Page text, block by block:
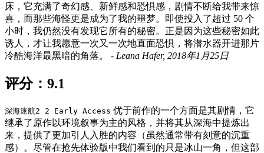
床，它充满了奇幻感、新鲜感和恐惧感，剧情不断给我带来惊
喜，而那些海怪更是成为了我的噩梦。即使投入了超过 50 个
小时，我仍然没有发现它所有的秘密。正是因为这些秘密如此
诱人，才让我愿意一次又一次地直面恐惧，将潜水器开进那片
冷酷海洋最黑暗的角落。 - Leana Hafer, 2018年1月25日
评分：9.1
深海迷航2 2 Early Access 优于前作的一个方面是其剧情，它
继承了原作以环境叙事为主的风格，并将其从深海中提炼出
来，提供了更加引人入胜的内容（虽然通常带有刻意的沉重
感）。尽管在抢先体验版中我们看到的只是冰山一角，但这部